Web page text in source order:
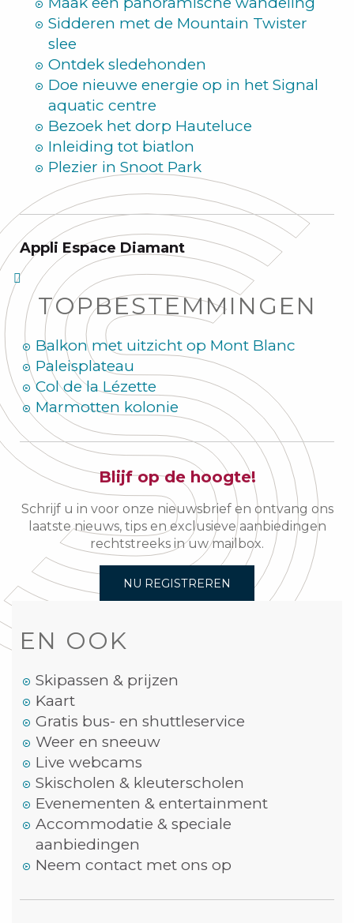
Sidderen met de Mountain Twister
slee
Ontdek sledehonden
Doe nieuwe energie op in het Signal
aquatic centre
Bezoek het dorp Hauteluce
Inleiding tot biatlon
Plezier in Snoot Park
Appli Espace Diamant
TOPBESTEMMINGEN
Balkon met uitzicht op Mont Blanc
Paleisplateau
Col de la Lézette
Marmotten kolonie
Blijf op de hoogte!
Schrijf u in voor onze nieuwsbrief en ontvang ons
laatste nieuws, tips en exclusieve aanbiedingen
rechtstreeks in uw mailbox.
NU REGISTREREN
EN OOK
Skipassen & prijzen
Kaart
Gratis bus- en shuttleservice
Weer en sneeuw
Live webcams
Skischolen & kleuterscholen
Evenementen & entertainment
Accommodatie & speciale
aanbiedingen
Neem contact met ons op